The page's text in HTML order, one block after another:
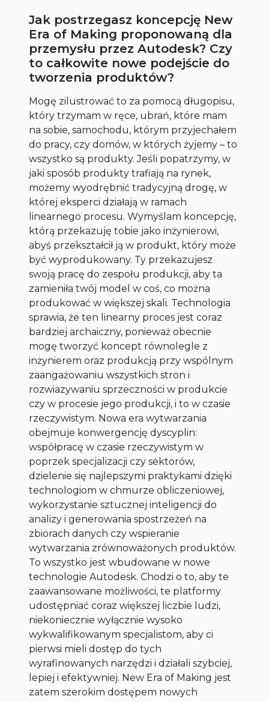
Jak postrzegasz koncepcję New
Era of Making proponowaną dla
przemysłu przez Autodesk? Czy
to całkowite nowe podejście do
tworzenia produktów?
Mogę zilustrować to za pomocą długopisu,
który trzymam w ręce, ubrań, które mam
na sobie, samochodu, którym przyjechałem
do pracy, czy domów, w których żyjemy – to
wszystko są produkty. Jeśli popatrzymy, w
jaki sposób produkty trafiają na rynek,
możemy wyodrębnić tradycyjną drogę, w
której eksperci działają w ramach
linearnego procesu. Wymyślam koncepcję,
którą przekazuję tobie jako inżynierowi,
abyś przekształcił ją w produkt, który może
być wyprodukowany. Ty przekazujesz
swoją pracę do zespołu produkcji, aby ta
zamieniła twój model w coś, co można
produkować w większej skali. Technologia
sprawia, że ten linearny proces jest coraz
bardziej archaiczny, ponieważ obecnie
mogę tworzyć koncept równolegle z
inżynierem oraz produkcją przy wspólnym
zaangażowaniu wszystkich stron i
rozwiazywaniu sprzeczności w produkcie
czy w procesie jego produkcji, i to w czasie
rzeczywistym. Nowa era wytwarzania
obejmuje konwergencję dyscyplin:
współpracę w czasie rzeczywistym w
poprzek specjalizacji czy sektorów,
dzielenie się najlepszymi praktykami dzięki
technologiom w chmurze obliczeniowej,
wykorzystanie sztucznej inteligencji do
analizy i generowania spostrzeżeń na
zbiorach danych czy wspieranie
wytwarzania zrównoważonych produktów.
To wszystko jest wbudowane w nowe
technologie Autodesk. Chodzi o to, aby te
zaawansowane możliwości, te platformy
udostępniać coraz większej liczbie ludzi,
niekoniecznie wyłącznie wysoko
wykwalifikowanym specjalistom, aby ci
pierwsi mieli dostęp do tych
wyrafinowanych narzędzi i działali szybciej,
lepiej i efektywniej. New Era of Making jest
zatem szerokim dostępem nowych